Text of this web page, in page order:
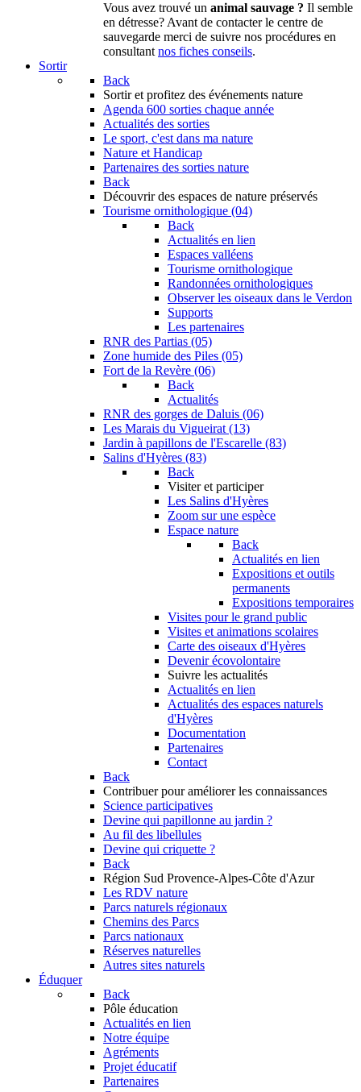
Vous avez trouvé un animal sauvage ? Il semble
en détresse? Avant de contacter le centre de
sauvegarde merci de suivre nos procédures en
consultant nos fiches conseils.
Sortir
Back
Sortir et profitez des événements nature
Agenda 600 sorties chaque année
Actualités des sorties
Le sport, c'est dans ma nature
Nature et Handicap
Partenaires des sorties nature
Back
Découvrir des espaces de nature préservés
Tourisme ornithologique (04)
Back
Actualités en lien
Espaces valléens
Tourisme ornithologique
Randonnées ornithologiques
Observer les oiseaux dans le Verdon
Supports
Les partenaires
RNR des Partias (05)
Zone humide des Piles (05)
Fort de la Revère (06)
Back
Actualités
RNR des gorges de Daluis (06)
Les Marais du Vigueirat (13)
Jardin à papillons de l'Escarelle (83)
Salins d'Hyères (83)
Back
Visiter et participer
Les Salins d'Hyères
Zoom sur une espèce
Espace nature
Back
Actualités en lien
Expositions et outils
permanents
Expositions temporaires
Visites pour le grand public
Visites et animations scolaires
Carte des oiseaux d'Hyères
Devenir écovolontaire
Suivre les actualités
Actualités en lien
Actualités des espaces naturels
d'Hyères
Documentation
Partenaires
Contact
Back
Contribuer pour améliorer les connaissances
Science participatives
Devine qui papillonne au jardin ?
Au fil des libellules
Devine qui criquette ?
Back
Région Sud Provence-Alpes-Côte d'Azur
Les RDV nature
Parcs naturels régionaux
Chemins des Parcs
Parcs nationaux
Réserves naturelles
Autres sites naturels
Éduquer
Back
Pôle éducation
Actualités en lien
Notre équipe
Agréments
Projet éducatif
Partenaires